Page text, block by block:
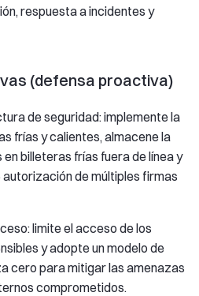
respuesta a incidentes y
(defensa proactiva)
de seguridad: implemente la
frías y calientes, almacene la
billeteras frías fuera de línea y
de múltiples firmas
limite el acceso de los
y adopte un modelo de
cero para mitigar las amenazas
comprometidos.